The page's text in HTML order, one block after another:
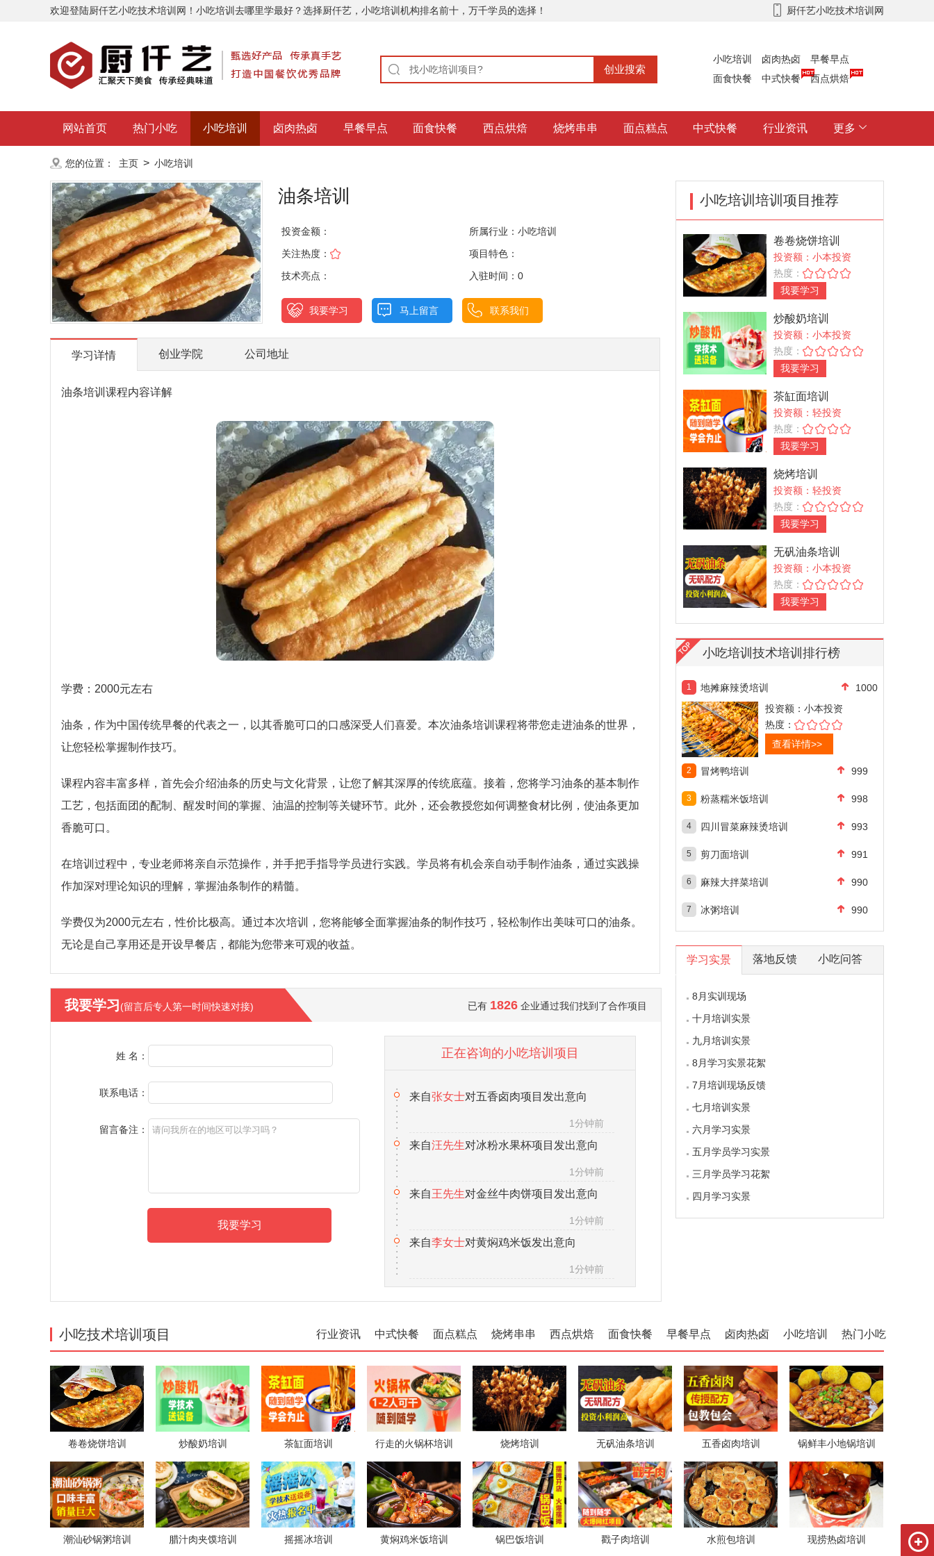
欢迎登陆厨仟艺小吃技术培训网！小吃培训去哪里学最好？选择厨仟艺，小吃培训机构排名前十，万千学员的选择！ 厨仟艺小吃技术培训网
小吃培训 卤肉热卤
早餐早点
面食快餐
中式快餐 西点烘焙
网站首页 热门小吃 小吃培训 卤肉热卤 早餐早点 面食快餐 西点烘焙 烧烤串串 面点糕点 中式快餐 行业资讯 更多
您的位置： 主页 > 小吃培训
油条培训
投资金额： 所属行业： 小吃培训
关注热度：
项目特色：
技术亮点：
入驻时间：0
我要学习 马上留言 联系我们
学习详情 创业学院 公司地址
油条培训课程内容详解
学费：2000元左右
油条，作为中国传统早餐的代表之一，以其香脆可口的口感深受人们喜爱。本次油条培训课程将带您走进油条的世界，
让您轻松掌握制作技巧。
课程内容丰富多样，首先会介绍油条的历史与文化背景，让您了解其深厚的传统底蕴。接着，您将学习油条的基本制作
工艺，包括面团的配制、醒发时间的掌握、油温的控制等关键环节。此外，还会教授您如何调整食材比例，使油条更加
香脆可口。
在培训过程中，专业老师将亲自示范操作，并手把手指导学员进行实践。学员将有机会亲自动手制作油条，通过实践操
作加深对理论知识的理解，掌握油条制作的精髓。
学费仅为2000元左右，性价比极高。通过本次培训，您将能够全面掌握油条的制作技巧，轻松制作出美味可口的油条。
无论是自己享用还是开设早餐店，都能为您带来可观的收益。
我要学习 (留言后专人第一时间快速对接) 已有 1826 企业通过我们找到了合作项目
姓 名：
联系电话：
留言备注：
正在咨询的小吃培训项目
1分钟前
来自汪先生对冰粉水果杯项目发出意向
1分钟前
来自王先生对金丝牛肉饼项目发出意向
1分钟前
来自李女士对黄焖鸡米饭发出意向
1分钟前
来自向先生对锅巴饭项目发出意向
来自马女士对热卤项目发出意向
1分钟前
来自 赵先生对小地锅项目发出意向
1分钟前
来自徐先生 对茶缸面项目发出意向
1分钟前
来自 张女士 对五香卤肉项目发出意向
小吃培训培训项目推荐
卷卷烧饼培训
投资额：小本投资
热度：
我要学习
炒酸奶培训
投资额：小本投资
热度：
我要学习
茶缸面培训
投资额：轻投资
热度：
我要学习
烧烤培训
投资额：轻投资
热度：
我要学习
无矾油条培训
投资额：小本投资
热度：
我要学习
小吃培训技术培训排行榜
1 地摊麻辣烫培训
1000
投资额： 小本投资
热度：
查看详情>>
2 冒烤鸭培训 999
3 粉蒸糯米饭培训 998
4 四川冒菜麻辣烫培训 993
5 剪刀面培训 991
6 麻辣大拌菜培训 990
7 冰粥培训 990
学习实景 落地反馈 小吃问答
8月实训现场
十月培训实景
九月培训实景
8月学习实景花絮
7月培训现场反馈
七月培训实景
六月学习实景
五月学员学习实景
三月学员学习花絮
四月学习实景
小吃技术培训项目 热门小吃
小吃培训
卤肉热卤
早餐早点
面食快餐
西点烘焙
烧烤串串
面点糕点
中式快餐
行业资讯
卷卷烧饼培训 炒酸奶培训 茶缸面培训 行走的火锅杯培训 烧烤培训 无矾油条培训 五香卤肉培训 锅鲜丰小地锅培训
潮汕砂锅粥培训 腊汁肉夹馍培训 摇摇冰培训 黄焖鸡米饭培训 锅巴饭培训 戳子肉培训 水煎包培训 现捞热卤培训